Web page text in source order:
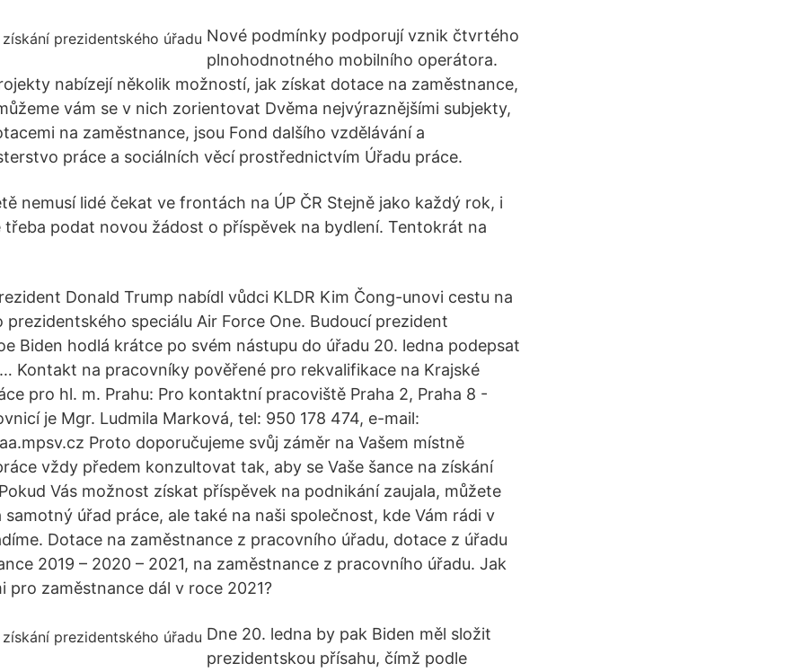
Nové podmínky podporují vznik čtvrtého
plnohodnotného mobilního operátora.
nabízejí několik možností, jak získat dotace na zaměstnance,
vám se v nich zorientovat Dvěma nejvýraznějšími subjekty,
na zaměstnance, jsou Fond dalšího vzdělávání a
práce a sociálních věcí prostřednictvím Úřadu práce.
nemusí lidé čekat ve frontách na ÚP ČR Stejně jako každý rok, i
třeba podat novou žádost o příspěvek na bydlení. Tentokrát na
Donald Trump nabídl vůdci KLDR Kim Čong-unovi cestu na
prezidentského speciálu Air Force One. Budoucí prezident
Biden hodlá krátce po svém nástupu do úřadu 20. ledna podepsat
Kontakt na pracovníky pověřené pro rekvalifikace na Krajské
pro hl. m. Prahu: Pro kontaktní pracoviště Praha 2, Praha 8 -
je Mgr. Ludmila Marková, tel: 950 178 474, e-mail:
Proto doporučujeme svůj záměr na Vašem místně
vždy předem konzultovat tak, aby se Vaše šance na získání
Vás možnost získat příspěvek na podnikání zaujala, můžete
úřad práce, ale také na naši společnost, kde Vám rádi v
Dotace na zaměstnance z pracovního úřadu, dotace z úřadu
2019 – 2020 – 2021, na zaměstnance z pracovního úřadu. Jak
pro zaměstnance dál v roce 2021?
Dne 20. ledna by pak Biden měl složit
prezidentskou přísahu, čímž podle